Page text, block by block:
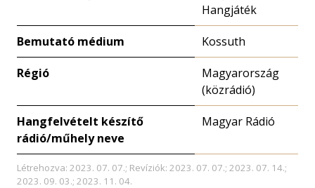
Hangjáték
Bemutató médium Kossuth
Régió
Magyarország
(közrádió)
Hangfelvételt készítő
rádió/műhely neve
Magyar Rádió
Létrehozva: 2023. 07. 07.; Revíziók: 2023. 07. 07.; 2023. 07. 14.;
2023. 09. 03.; 2023. 11. 04.